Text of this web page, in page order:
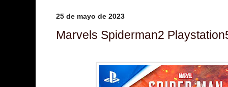
25 de mayo de 2023
Marvels Spiderman2